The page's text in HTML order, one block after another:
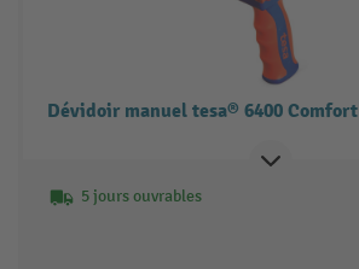
Dévidoir manuel tesa® 6400 Comfort
5 jours ouvrables